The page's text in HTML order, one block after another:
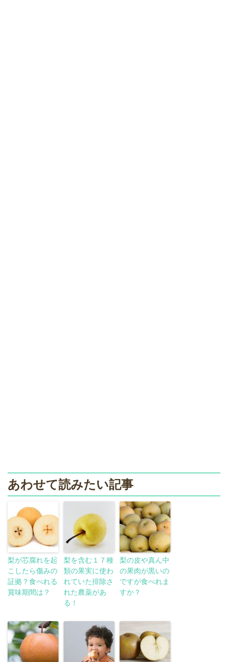
あわせて読みたい記事
梨が芯腐れを起
こしたら傷みの
証拠？食べれる
賞味期間は？
梨を含む１７種
類の果実に使わ
れていた排除さ
れた農薬があ
る！
梨の皮や真ん中
の果肉が黒いの
ですが食べれま
すか？